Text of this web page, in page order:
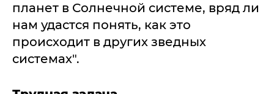
планет в Солнечной системе, вряд ли
нам удастся понять, как это
происходит в других зведных
системах".